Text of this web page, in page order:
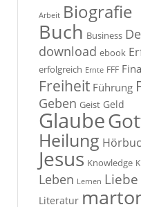
Arbeit Biografie
Buch Business
download ebook
erfolgreich Ernte FFF
Freiheit Führung
Geben Geist Geld
Glaube
Heilung
Jesus Knowledge
Leben Lernen Liebe
Literatur